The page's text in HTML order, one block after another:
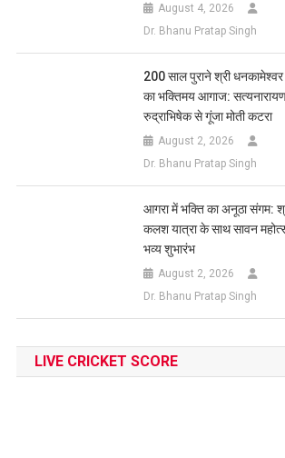
August 4, 2026
Dr. Bhanu Pratap Singh
200 साल पुराने श्री धनकामेश्वर
का भक्तिमय आगाज:
रुद्राभिषेक से गूंजा मोती कटरा
August 2, 2026
Dr. Bhanu Pratap Singh
आगरा में भक्ति का अनूठा संगम:
कलश यात्रा के साथ सावन
भव्य शुभारंभ
August 2, 2026
Dr. Bhanu Pratap Singh
LIVE CRICKET SCORE